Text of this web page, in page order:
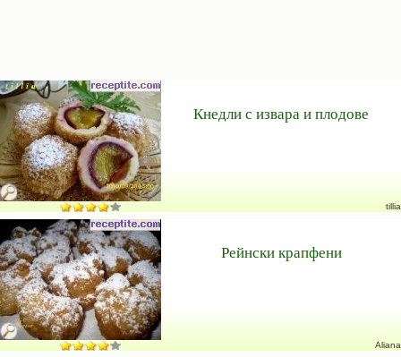
Кнедли с извара и плодове
tillia
Рейнски крапфени
Aliana